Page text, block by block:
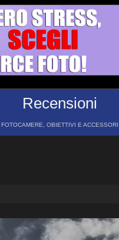
Recensioni
FOTOCAMERE, OBIETTIVI E ACCESSORI